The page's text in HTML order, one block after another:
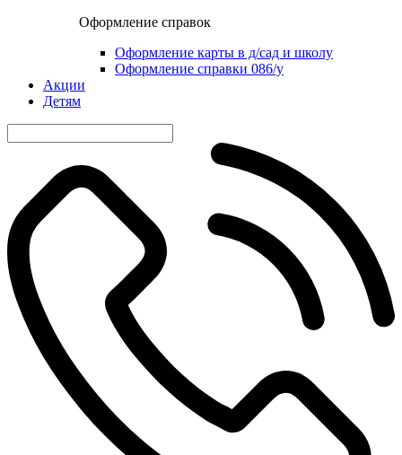
Оформление справок
Оформление карты в д/сад и школу
Оформление справки 086/у
Акции
Детям